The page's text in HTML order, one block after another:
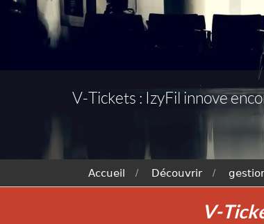
V-Tickets : IzyFil innove
Accueil Découvrir
V-